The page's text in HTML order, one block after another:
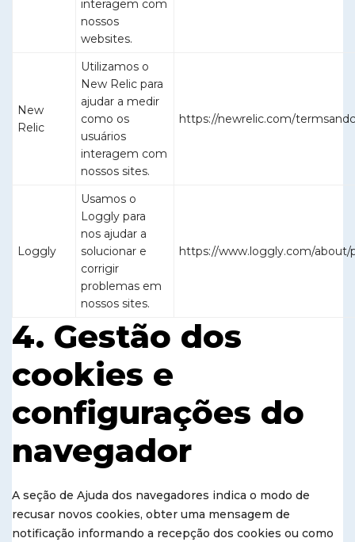
interagem com
nossos
websites.
New
Relic
Utilizamos o
New Relic para
ajudar a medir
como os
usuários
interagem com
nossos sites.
https://newrelic.com/
Loggly
Usamos o
Loggly para
nos ajudar a
solucionar e
corrigir
problemas em
nossos sites.
https://www.loggly.com/about/
4. Gestão dos
cookies e
configurações do
navegador
A seção de Ajuda dos navegadores indica o modo de
recusar novos cookies, obter uma mensagem de
notificação informando a recepção dos cookies ou como